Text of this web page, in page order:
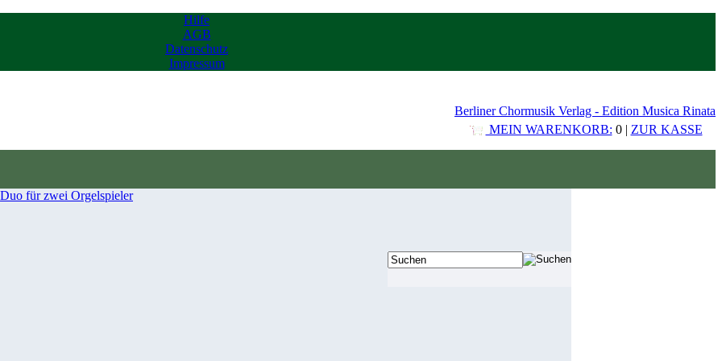
Hilfe
AGB
Datenschutz
Impressum
Berliner Chormusik Verlag - Edition Musica Rinata
MEIN WARENKORB: 0 | ZUR KASSE
Duo für zwei Orgelspieler